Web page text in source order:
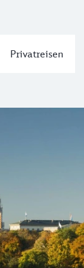
Privatreisen
Altstadt mit den
entdecken: Auf
Platz in